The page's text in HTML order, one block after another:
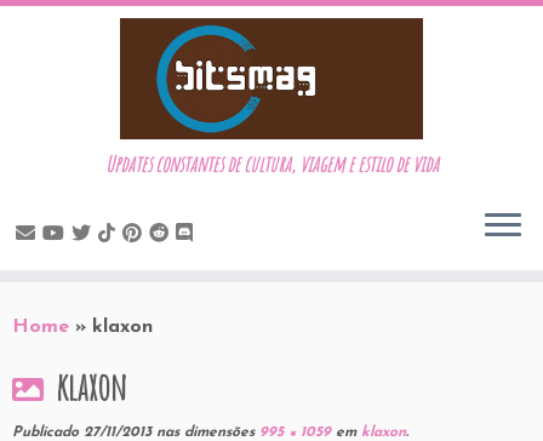
to
Updates constantes de cultura, viagem e estilo de vida
Home » klaxon
klaxon
Publicado 27/11/2013nas dimensões995 × 1059emklaxon.